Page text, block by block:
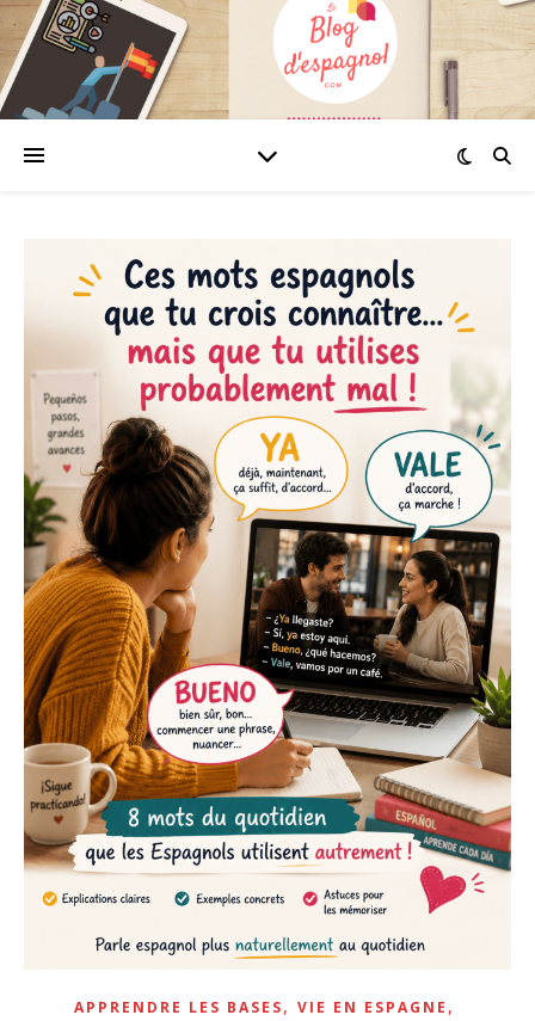
APPRENDRE LES BASES, VIE EN ESPAGNE ,